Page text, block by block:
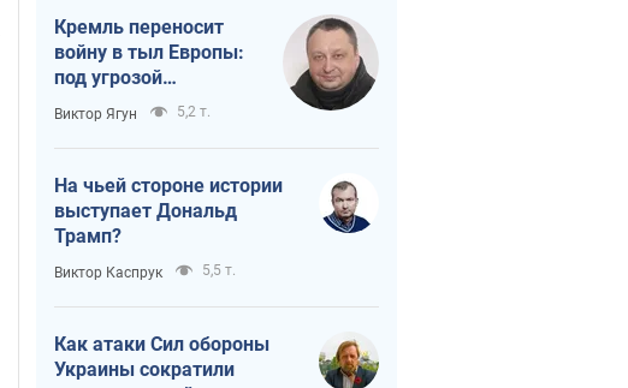
Кремль переносит
войну в тыл Европы:
под угрозой
критическая
логистика
Виктор Ягун 5,2 т.
На чьей стороне истории
выступает Дональд
Трамп?
Виктор Каспрук 5,5 т.
Как атаки Сил обороны
Украины сократили